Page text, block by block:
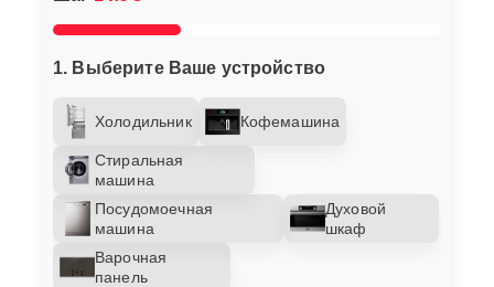
1. Выберите Ваше устройство
Холодильник Кофемашина
Стиральная
машина
Посудомоечная
машина
Духовой
шкаф
Варочная
панель